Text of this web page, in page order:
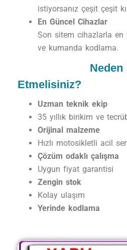
istiyorsanız çeşit çeşit
En Güncel Cihazlar
Son sitem cihazlarla en
ve kumanda kodlama.
Neden Bizi
Etmelisiniz?
Uzman teknik ekip
35 yıllık birikim ve
Orijinal malzeme
Hızlı motosikletli acil
Çözüm odaklı çalışma
Uygun fiyat garantisi
Zengin stok
Kolay ulaşım
Yerinde kodlama